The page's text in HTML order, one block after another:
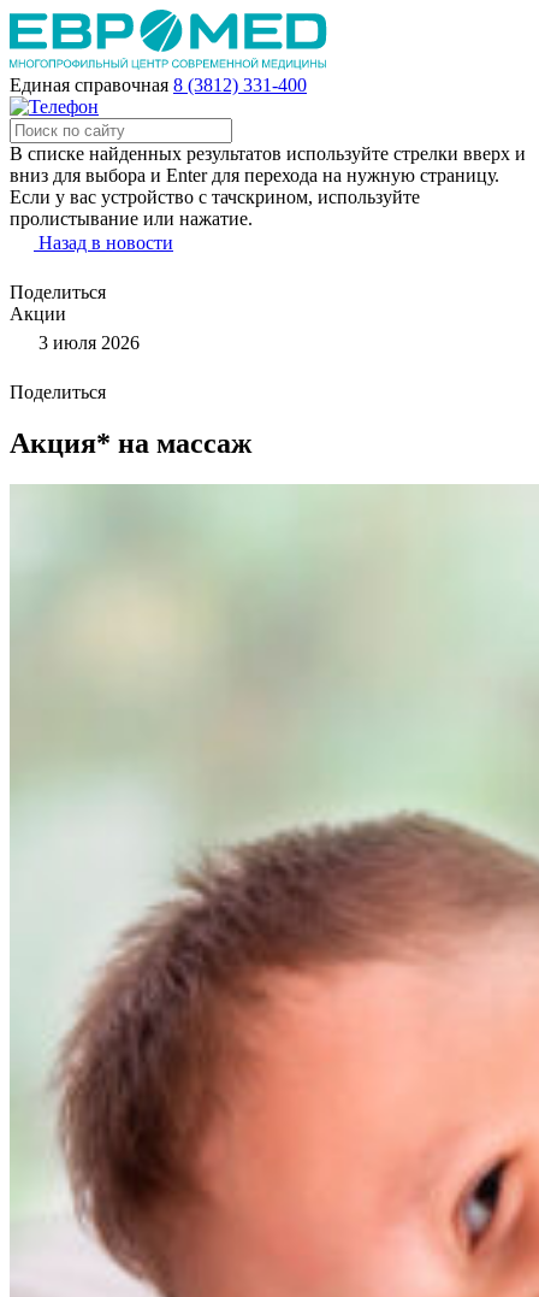
Единая справочная 8 (3812) 331-400
В списке найденных результатов используйте стрелки вверх и
вниз для выбора и Enter для перехода на нужную страницу.
Если у вас устройство с тачскрином, используйте
пролистывание или нажатие.
Назад в новости
Поделиться
Акции
3 июля 2026
Поделиться
Акция* на массаж